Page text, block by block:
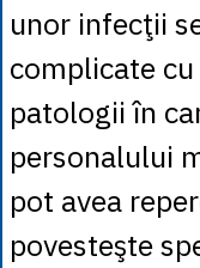
unor infecţii
complicate
patologii în
personalului
pot avea
povesteşte